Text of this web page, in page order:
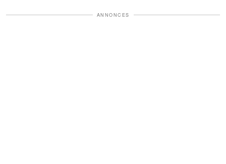
ANNONCES